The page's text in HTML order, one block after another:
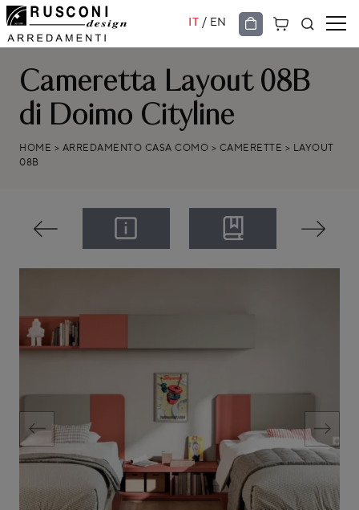
IT / EN
Cameretta Layout 08B
di Doimo Cityline
HOME > ARREDAMENTO CASA COMO > CAMERETTE > LAYOUT
08B